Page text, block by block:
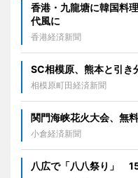
香港・九龍塘に韓国料
代風に
香港経済新聞
SC相模原、熊本と引
相模原町田経済新聞
関門海峡花火大会、無
小倉経済新聞
八広で「八八祭り」